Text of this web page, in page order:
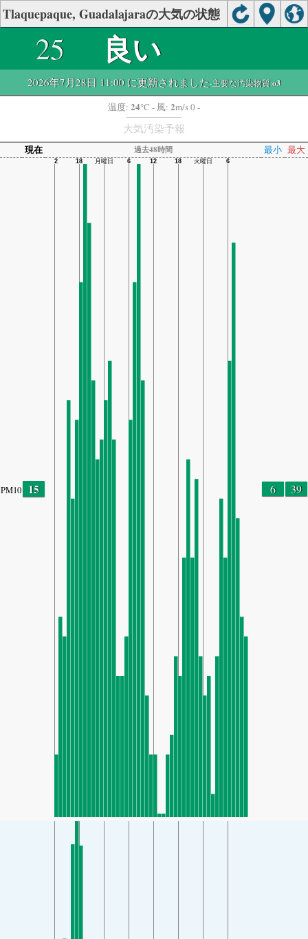
Tlaquepaque, Guadalajaraの大気の状態
25 良い
2026年7月28日 11:00 に更新されました-主要な汚染物質:o3
温度: 24°C - 風: 2m/s 0 -
大気汚染予報
現在 過去48時間 最小 最大
PM10 15 6 39